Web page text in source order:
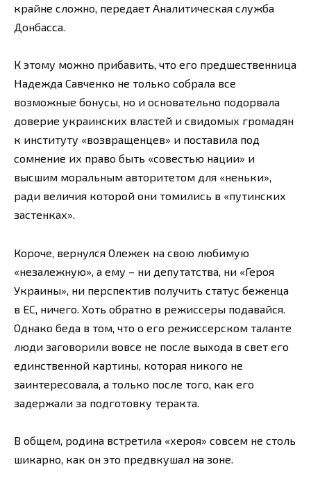
крайне сложно, передает Аналитическая служба
Донбасса.
К этому можно прибавить, что его предшественница
Надежда Савченко не только собрала все
возможные бонусы, но и основательно подорвала
доверие украинских властей и свидомых громадян
к институту «возвращенцев» и поставила под
сомнение их право быть «совестью нации» и
высшим моральным авторитетом для «неньки»,
ради величия которой они томились в «путинских
застенках».
Короче, вернулся Олежек на свою любимую
«незалежную», а ему – ни депутатства, ни «Героя
Украины», ни перспектив получить статус беженца
в ЕС, ничего. Хоть обратно в режиссеры подавайся.
Однако беда в том, что о его режиссерском таланте
люди заговорили вовсе не после выхода в свет его
единственной картины, которая никого не
заинтересовала, а только после того, как его
задержали за подготовку теракта.
В общем, родина встретила «хероя» совсем не столь
шикарно, как он это предвкушал на зоне.